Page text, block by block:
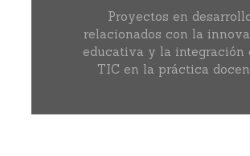
Proyectos en
relacionados con la
educativa y la integración
TIC en la práctica